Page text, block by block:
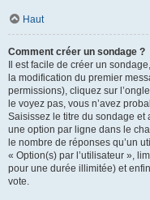
Haut
Comment créer un sondage ?
Il est facile de créer un
la modification du premier
permissions), cliquez sur
le voyez pas, vous n’avez
Saisissez le titre du sondage
une option par ligne dans le
le nombre de réponses qu’un
« Option(s) par l’utilisateur »,
pour une durée illimitée) et
vote.